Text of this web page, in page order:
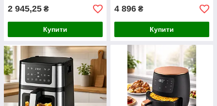
2 945,25 ₴
Купити
4 896 ₴
Купити